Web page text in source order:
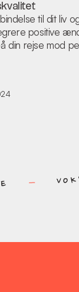
til dit liv
positive
rejse mod